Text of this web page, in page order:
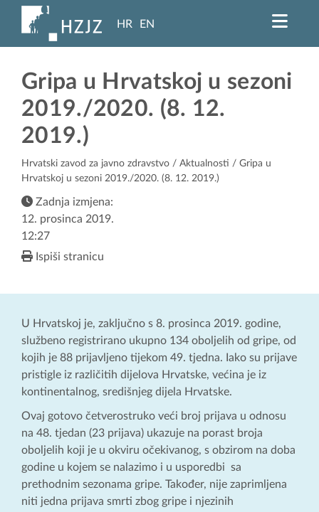
HR EN
Gripa u Hrvatskoj u sezoni
2019./2020. (8. 12.
2019.)
Hrvatski zavod za javno zdravstvo / Aktualnosti / Gripa u
Hrvatskoj u sezoni 2019./2020. (8. 12. 2019.)
Zadnja izmjena:
12. prosinca 2019.
12:27
Ispiši stranicu
U Hrvatskoj je, zaključno s 8. prosinca 2019. godine,
službeno registrirano ukupno 134 oboljelih od gripe, od
kojih je 88 prijavljeno tijekom 49. tjedna. Iako su prijave
pristigle iz različitih dijelova Hrvatske, većina je iz
kontinentalnog, središnjeg dijela Hrvatske.
Ovaj gotovo četverostruko veći broj prijava u odnosu
na 48. tjedan (23 prijava) ukazuje na porast broja
oboljelih koji je u okviru očekivanog, s obzirom na doba
godine u kojem se nalazimo i u usporedbi sa
prethodnim sezonama gripe. Također, nije zaprimljena
niti jedna prijava smrti zbog gripe i njezinih